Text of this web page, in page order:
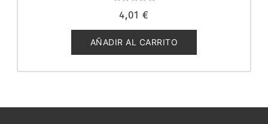
con
de
5
4,01 €
AÑADIR AL CARRITO